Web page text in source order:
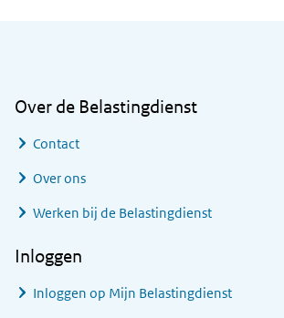
Over de Belastingdienst
Contact
Over ons
Werken bij de Belastingdienst
Inloggen
Inloggen op Mijn Belastingdienst